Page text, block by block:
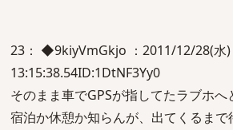
23： ◆9kiyVmGkjo ：2011/12/28(水)
13:15:38.54ID:1DtNF3Yy0
そのまま車でGPSが指してたラブホへ
宿泊か休憩か知らんが、出てくるま